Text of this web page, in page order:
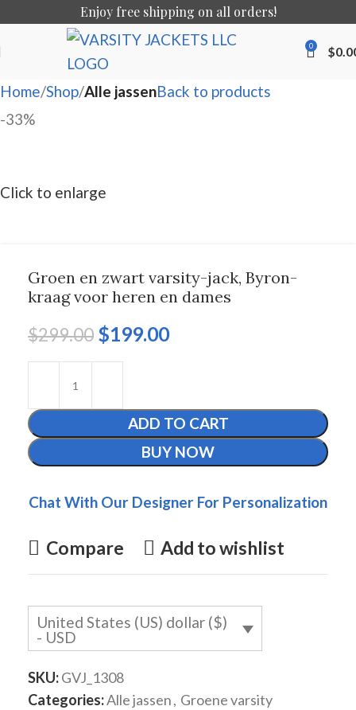
Enjoy free shipping on all orders!
0 $
Home Shop Alle jassenBack to products
-33%
Click to enlarge
Groen en zwart varsity-jack, Byron-
kraag voor heren en dames
$299.00 $199.00
ADD TO CART
BUY NOW
Chat With Our Designer For Personalization
Compare Add to wishlist
United States (US) dollar ($)
- USD
SKU:GVJ_1308
Categories:Alle jassen, Groene varsity